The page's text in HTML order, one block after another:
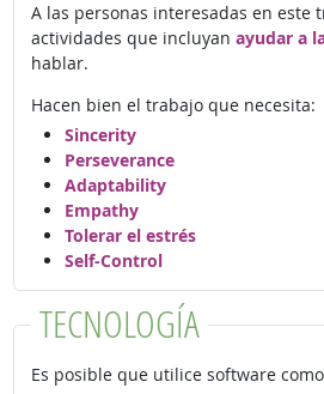
A las personas interesadas en este
actividades que incluyan ayudar a
hablar.
Hacen bien el trabajo que necesita:
Sincerity
Perseverance
Adaptability
Empathy
Tolerar el estrés
Self-Control
TECNOLOGÍA
Es posible que utilice software